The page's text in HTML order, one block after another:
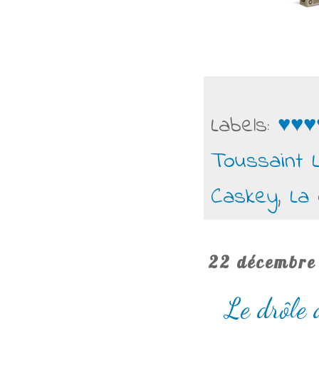
Labels:
Toussaint
Caskey,
22
Le